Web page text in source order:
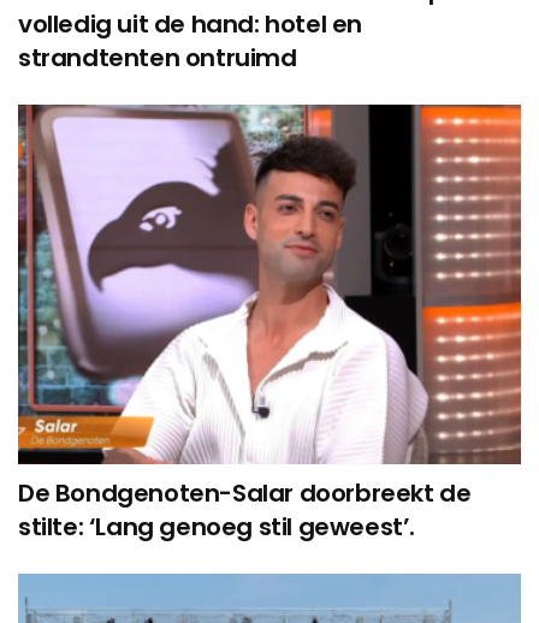
volledig uit de hand: hotel en
strandtenten ontruimd
De Bondgenoten-Salar doorbreekt de
stilte: ‘Lang genoeg stil geweest’.